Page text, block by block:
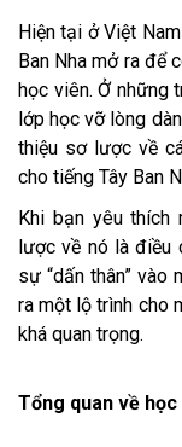
Hiện tại ở Việt
Ban Nha mở ra để
học viên. Ở những
lớp học vỡ lòng
thiệu sơ lược về
cho tiếng Tây Ban
Khi bạn yêu
lược về nó là điều
sự “dấn thân”
ra một lộ trình cho
khá quan trọng.
Tổng quan về